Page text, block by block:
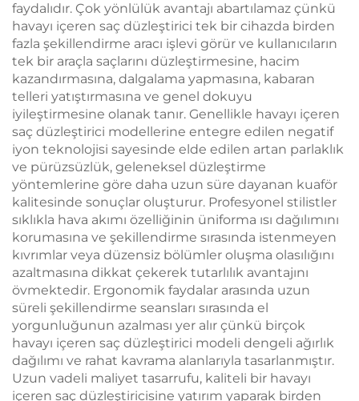
faydalıdır. Çok yönlülük avantajı abartılamaz çünkü
havayı içeren saç düzleştirici tek bir cihazda birden
fazla şekillendirme aracı işlevi görür ve kullanıcıların
tek bir araçla saçlarını düzleştirmesine, hacim
kazandırmasına, dalgalama yapmasına, kabaran
telleri yatıştırmasına ve genel dokuyu
iyileştirmesine olanak tanır. Genellikle havayı içeren
saç düzleştirici modellerine entegre edilen negatif
iyon teknolojisi sayesinde elde edilen artan parlaklık
ve pürüzsüzlük, geleneksel düzleştirme
yöntemlerine göre daha uzun süre dayanan kuaför
kalitesinde sonuçlar oluşturur. Profesyonel stilistler
sıklıkla hava akımı özelliğinin üniforma ısı dağılımını
korumasına ve şekillendirme sırasında istenmeyen
kıvrımlar veya düzensiz bölümler oluşma olasılığını
azaltmasına dikkat çekerek tutarlılık avantajını
övmektedir. Ergonomik faydalar arasında uzun
süreli şekillendirme seansları sırasında el
yorgunluğunun azalması yer alır çünkü birçok
havayı içeren saç düzleştirici modeli dengeli ağırlık
dağılımı ve rahat kavrama alanlarıyla tasarlanmıştır.
Uzun vadeli maliyet tasarrufu, kaliteli bir havayı
içeren saç düzleştiricisine yatırım yaparak birden